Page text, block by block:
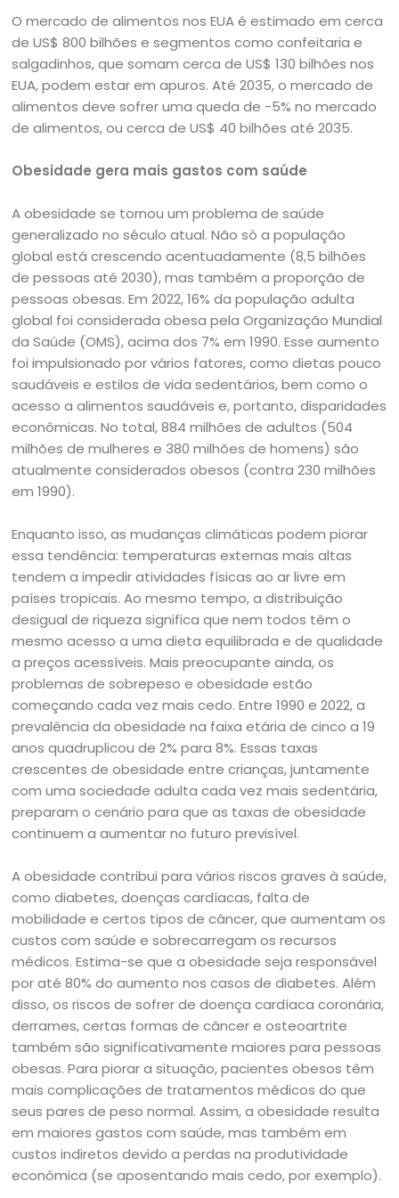
O mercado de alimentos nos EUA é estimado em cerca
de US$ 800 bilhões e segmentos como confeitaria e
salgadinhos, que somam cerca de US$ 130 bilhões nos
EUA, podem estar em apuros. Até 2035, o mercado de
alimentos deve sofrer uma queda de -5% no mercado
de alimentos, ou cerca de US$ 40 bilhões até 2035.
Obesidade gera mais gastos com saúde
A obesidade se tornou um problema de saúde
generalizado no século atual. Não só a população
global está crescendo acentuadamente (8,5 bilhões
de pessoas até 2030), mas também a proporção de
pessoas obesas. Em 2022, 16% da população adulta
global foi considerada obesa pela Organização Mundial
da Saúde (OMS), acima dos 7% em 1990. Esse aumento
foi impulsionado por vários fatores, como dietas pouco
saudáveis e estilos de vida sedentários, bem como o
acesso a alimentos saudáveis e, portanto, disparidades
econômicas. No total, 884 milhões de adultos (504
milhões de mulheres e 380 milhões de homens) são
atualmente considerados obesos (contra 230 milhões
em 1990).
Enquanto isso, as mudanças climáticas podem piorar
essa tendência: temperaturas externas mais altas
tendem a impedir atividades físicas ao ar livre em
países tropicais. Ao mesmo tempo, a distribuição
desigual de riqueza significa que nem todos têm o
mesmo acesso a uma dieta equilibrada e de qualidade
a preços acessíveis. Mais preocupante ainda, os
problemas de sobrepeso e obesidade estão
começando cada vez mais cedo. Entre 1990 e 2022, a
prevalência da obesidade na faixa etária de cinco a 19
anos quadruplicou de 2% para 8%. Essas taxas
crescentes de obesidade entre crianças, juntamente
com uma sociedade adulta cada vez mais sedentária,
preparam o cenário para que as taxas de obesidade
continuem a aumentar no futuro previsível.
A obesidade contribui para vários riscos graves à saúde,
como diabetes, doenças cardíacas, falta de
mobilidade e certos tipos de câncer, que aumentam os
custos com saúde e sobrecarregam os recursos
médicos. Estima-se que a obesidade seja responsável
por até 80% do aumento nos casos de diabetes. Além
disso, os riscos de sofrer de doença cardíaca coronária,
derrames, certas formas de câncer e osteoartrite
também são significativamente maiores para pessoas
obesas. Para piorar a situação, pacientes obesos têm
mais complicações de tratamentos médicos do que
seus pares de peso normal. Assim, a obesidade resulta
em maiores gastos com saúde, mas também em
custos indiretos devido a perdas na produtividade
econômica (se aposentando mais cedo, por exemplo).